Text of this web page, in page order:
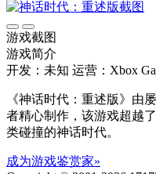
游戏截图
游戏简介
开发：未知 运营：Xbox
《神话时代：重述版》由
者精心制作，该游戏超越
类碰撞的神话时代。
成为游戏鉴赏家»